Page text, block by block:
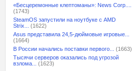
«Бесцеремонные клептоманы»: News Corp....
(1743)
SteamOS запустили на ноутбуке с AMD
Strix...
(1622)
Asus представила 24,5-дюймовые игровые...
(1664)
В России начались поставки первого...
(1663)
Тысячи серверов оказались под угрозой
взлома...
(1623)